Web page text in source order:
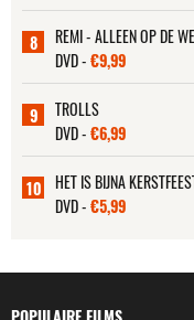
8
REMI - ALLEEN OP DE
DVD -€9,99
9
TROLLS
DVD -€6,99
10
HET IS BIJNA
DVD -€5,99